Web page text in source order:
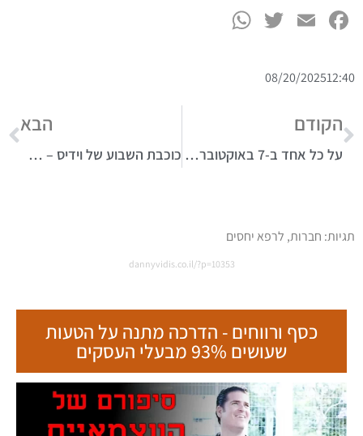
Facebook
Email
Twitter
12:40
08/20/2025
הקודם
על כל אחד ב-7 באוקטובר צריכים למות 50 פלסטינים
הבא
כוכבת השבוע של וידיס – אורה ברמן
תגיות: חברות, לרפא יחסים
dannyvidis.co.il/?p=10353
כסף ורווחים - הדרכה מתנה על הטעות
שעושים 93% מבעלי העסקים